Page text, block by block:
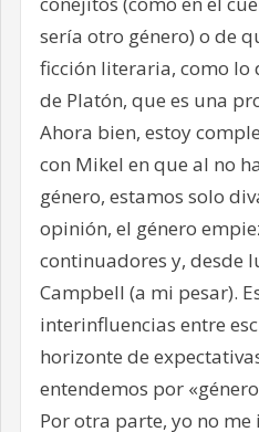
sería otro género) o de
ficción literaria, como lo
de Platón, que es una
Ahora bien, estoy
con Mikel en que al no
género, estamos solo
opinión, el género
continuadores y, desde
Campbell (a mi pesar).
interinfluencias entre
horizonte de
entendemos por
Por otra parte, yo no